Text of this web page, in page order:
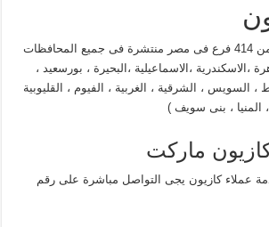
كازيون ماركت له اكثر من 414 فرع فى مصر منتشرة فى جميع المحافظات
،الاسكندرية ،الاسماعيلية ،البحيرة ، بورسعيد ،
، السويس ، الشرقية ، الغربية ، الفيوم ، القليوبية
المنيا ، بنى سويف )
ماركت
عملاء كازيون يجى التواصل مباشرة على رقم